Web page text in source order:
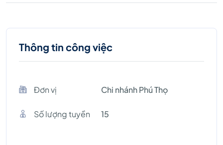
Thông tin công việc
Đơn vị Chi nhánh Phú Thọ
Số lượng tuyền 15